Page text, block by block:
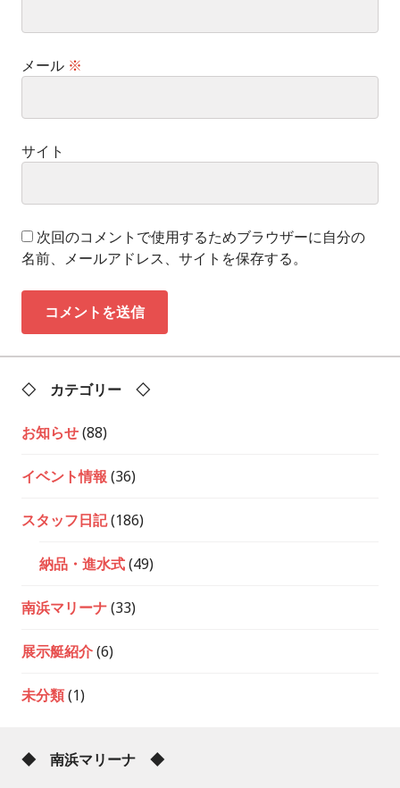
メール ※
サイト
次回のコメントで使用するためブラウザーに自分の
名前、メールアドレス、サイトを保存する。
◇ カテゴリー ◇
お知らせ(88)
イベント情報 (36)
スタッフ日記(186)
納品・進水式(49)
南浜マリーナ(33)
展示艇紹介(6)
未分類(1)
◆ 南浜マリーナ ◆